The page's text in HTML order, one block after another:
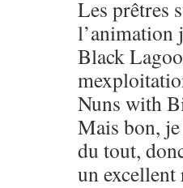
Les prêtres
l’animation
Black
Nuns with
Mais bon,
du tout,
un excellent